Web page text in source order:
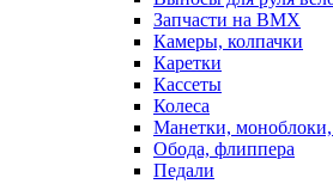
Запчасти на BMX
Камеры, колпачки
Каретки
Кассеты
Колеса
Манетки,
Обода, флиппера
Педали